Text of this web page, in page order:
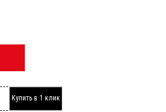
Купить в 1 клик